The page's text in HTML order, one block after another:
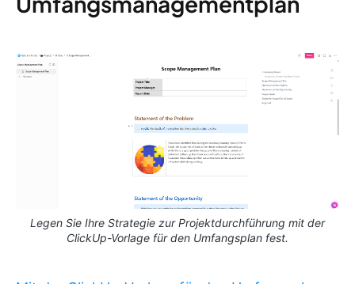
Legen Sie Ihre Strategie zur Projektdurchführung mit der
ClickUp-Vorlage für den Umfangsplan fest.